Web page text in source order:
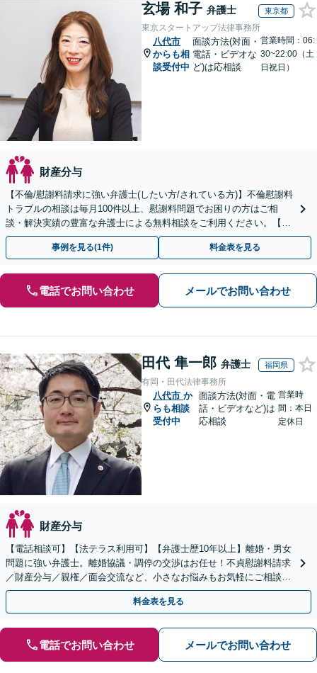
玄場 和子 弁護士 東京都
東京スタートアップ法律事務所
八代市
からも相
談受付中
面談方法(対面・
電話・ビデオな
ど)は応相談
営業時間：06:
30~22:00（土
日祝日）
財産分与
【不倫/慰謝料請求に強い弁護士(したい方/されている方)】不倫慰謝料
トラブルの相談は毎月100件以上、慰謝料問題でお困りの方はご相
談・解決実績の豊富な弁護士による無料相談をご利用ください。【初
回相談０円(電話)】【全国対応】
事例を見る(1件) 料金表を見る
電話でお問い合わせ メールでお問い合わせ
田代 隼一郎 弁護士 福岡県
有岡・田代法律事務所
八代市 か
らも相談
受付中
面談方法(対面・電
話・ビデオなど)は
応相談
営業時
間：本日
定休日
財産分与
【電話相談可】【法テラス利用可】【弁護士歴10年以上】離婚・男女
問題に強い弁護士。離婚協議・調停の交渉はお任せ！不貞慰謝料請求
／財産分与／親権／面会交流など、小さなお悩みもお気軽にご相談く
ださい【夜間・休日面談可】【完全個室】【赤坂駅1分】
料金表を見る
電話でお問い合わせ メールでお問い合わせ